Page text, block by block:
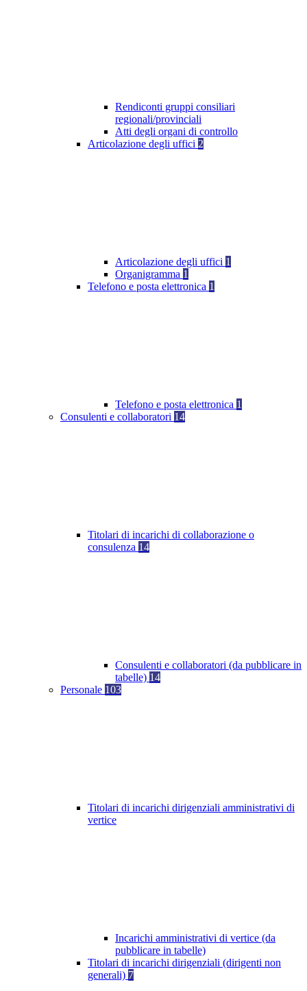
Rendiconti gruppi consiliari
regionali/provinciali
Atti degli organi di controllo
Articolazione degli uffici 2
Articolazione degli uffici 1
Organigramma 1
Telefono e posta elettronica 1
Telefono e posta elettronica 1
Consulenti e collaboratori 14
Titolari di incarichi di collaborazione o
consulenza 14
Consulenti e collaboratori (da pubblicare in
tabelle) 14
Personale 103
Titolari di incarichi dirigenziali amministrativi di
vertice
Incarichi amministrativi di vertice (da
pubblicare in tabelle)
Titolari di incarichi dirigenziali (dirigenti non
generali) 7